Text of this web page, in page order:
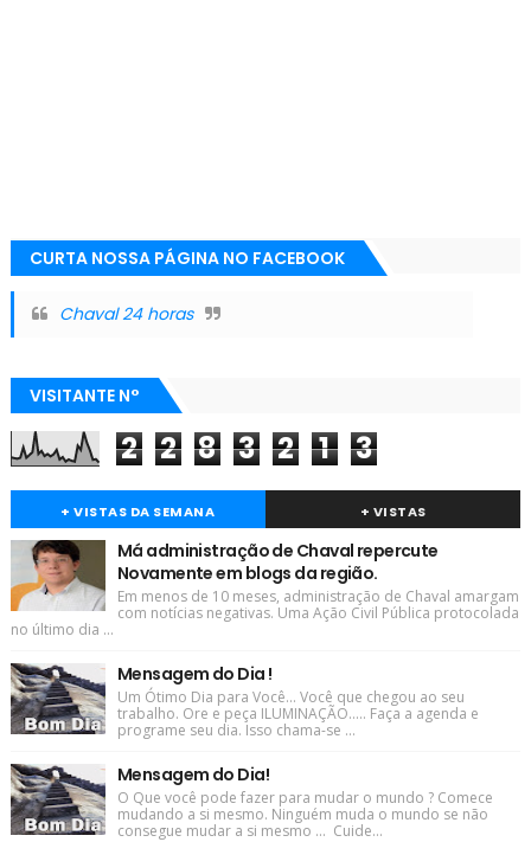
CURTA NOSSA PÁGINA NO FACEBOOK
Chaval 24 horas
VISITANTE N°
2 2 8 3 2 1 3
+ VISTAS DA SEMANA + VISTAS
Má administração de Chaval repercute
Novamente em blogs da região.
Em menos de 10 meses, administração de Chaval amargam
com notícias negativas. Uma Ação Civil Pública protocolada
no último dia ...
Mensagem do Dia !
Um Ótimo Dia para Você... Você que chegou ao seu
trabalho. Ore e peça ILUMINAÇÃO..... Faça a agenda e
programe seu dia. Isso chama-se ...
Mensagem do Dia!
O Que você pode fazer para mudar o mundo ? Comece
mudando a si mesmo. Ninguém muda o mundo se não
consegue mudar a si mesmo ... Cuide...